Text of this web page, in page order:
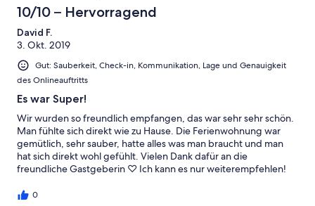
10/10 – Hervorragend
David F.
3. Okt. 2019
Gut: Sauberkeit, Check-in, Kommunikation, Lage und Genauigkeit
des Onlineauftritts
Es war Super!
Wir wurden so freundlich empfangen, das war sehr sehr schön.
Man fühlte sich direkt wie zu Hause. Die Ferienwohnung war
gemütlich, sehr sauber, hatte alles was man braucht und man
hat sich direkt wohl gefühlt. Vielen Dank dafür an die
freundliche Gastgeberin ♡ Ich kann es nur weiterempfehlen!
0